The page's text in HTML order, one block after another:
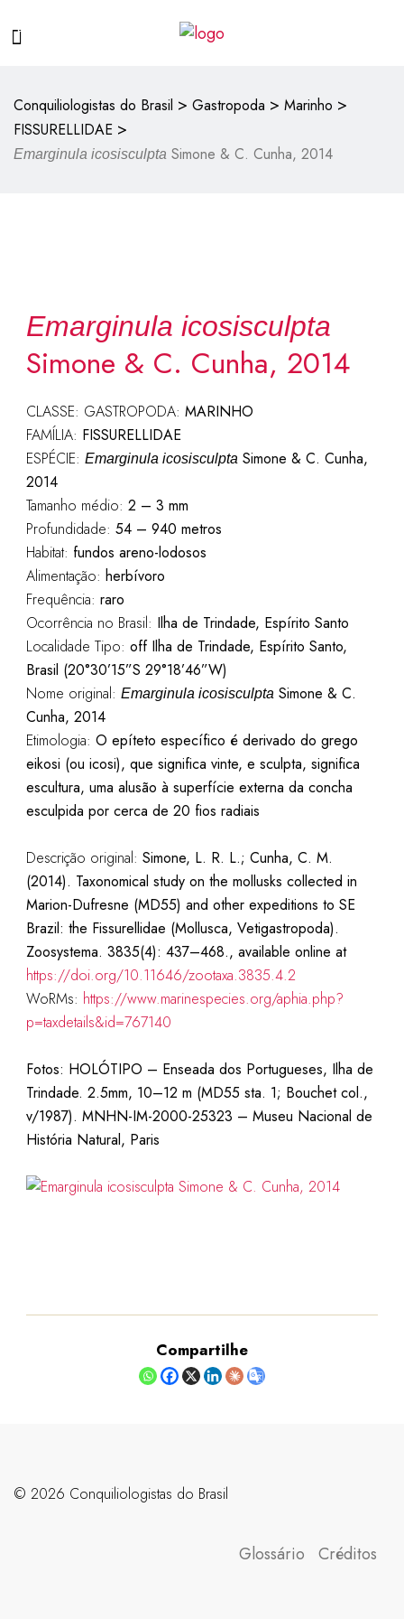
Conquiliologistas do Brasil > Gastropoda > Marinho >
FISSURELLIDAE >
Emarginula icosisculpta Simone & C. Cunha, 2014
Emarginula icosisculpta
Simone & C. Cunha, 2014
CLASSE: GASTROPODA: MARINHO
FAMÍLIA: FISSURELLIDAE
ESPÉCIE: Emarginula icosisculptaSimone & C. Cunha,
2014
Tamanho médio: 2 – 3 mm
Profundidade: 54 – 940 metros
Habitat: fundos areno-lodosos
Alimentação: herbívoro
Frequência: raro
Ocorrência no Brasil: Ilha de Trindade, Espírito Santo
Localidade Tipo: off Ilha de Trindade, Espírito Santo,
Brasil (20°30’15”S 29°18’46”W)
Nome original: Emarginula icosisculptaSimone & C.
Cunha, 2014
Etimologia: O epíteto específico é derivado do grego
eikosi (ou icosi), que significa vinte, e sculpta, significa
escultura, uma alusão à superfície externa da concha
esculpida por cerca de 20 fios radiais
Descrição original: Simone, L. R. L.; Cunha, C. M.
(2014). Taxonomical study on the mollusks collected in
Marion-Dufresne (MD55) and other expeditions to SE
Brazil: the Fissurellidae (Mollusca, Vetigastropoda).
Zoosystema. 3835(4): 437–468., available online at
https://doi.org/10.11646/zootaxa.3835.4.2
WoRMs: https://www.marinespecies.org/aphia.php?
p=taxdetails&id=767140
Fotos: HOLÓTIPO – Enseada dos Portugueses, Ilha de
Trindade. 2.5mm, 10–12 m (MD55 sta. 1; Bouchet col.,
v/1987). MNHN-IM-2000-25323 – Museu Nacional de
História Natural, Paris
Compartilhe
©️ 2026 Conquiliologistas do Brasil
Glossário Créditos